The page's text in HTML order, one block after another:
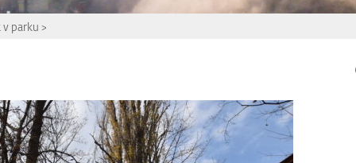
v parku >